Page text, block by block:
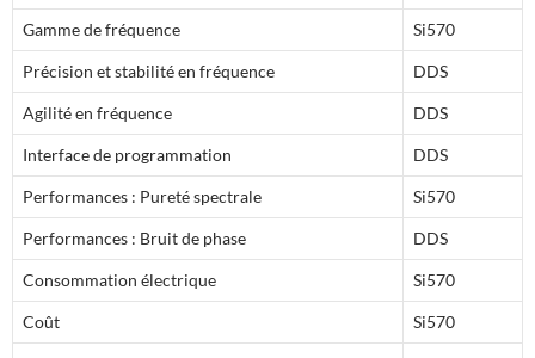
Gamme de fréquence Si570
Précision et stabilité en fréquence DDS
Agilité en fréquence DDS
Interface de programmation DDS
Performances : Pureté spectrale Si570
Performances : Bruit de phase DDS
Consommation électrique Si570
Coût Si570